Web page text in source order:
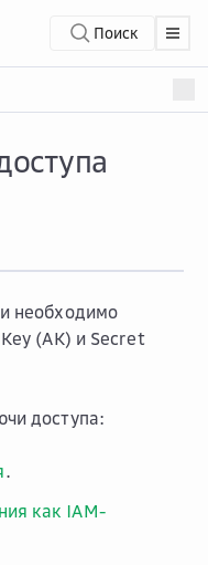
Поиск
необходимо
(AK) и Secret
доступа:
.
как IAM-